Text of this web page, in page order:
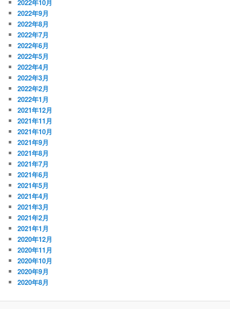
2022年10月
2022年9月
2022年8月
2022年7月
2022年6月
2022年5月
2022年4月
2022年3月
2022年2月
2022年1月
2021年12月
2021年11月
2021年10月
2021年9月
2021年8月
2021年7月
2021年6月
2021年5月
2021年4月
2021年3月
2021年2月
2021年1月
2020年12月
2020年11月
2020年10月
2020年9月
2020年8月